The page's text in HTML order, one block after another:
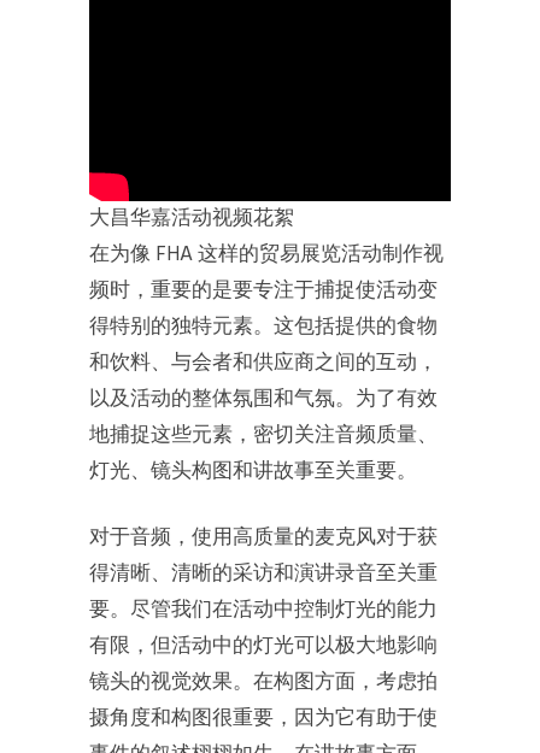
大昌华嘉活动视频花絮
在为像 FHA 这样的贸易展览活动制作视
频时，重要的是要专注于捕捉使活动变
得特别的独特元素。这包括提供的食物
和饮料、与会者和供应商之间的互动，
以及活动的整体氛围和气氛。为了有效
地捕捉这些元素，密切关注音频质量、
灯光、镜头构图和讲故事至关重要。
对于音频，使用高质量的麦克风对于获
得清晰、清晰的采访和演讲录音至关重
要。尽管我们在活动中控制灯光的能力
有限，但活动中的灯光可以极大地影响
镜头的视觉效果。在构图方面，考虑拍
摄角度和构图很重要，因为它有助于使